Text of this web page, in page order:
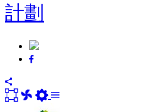
計劃